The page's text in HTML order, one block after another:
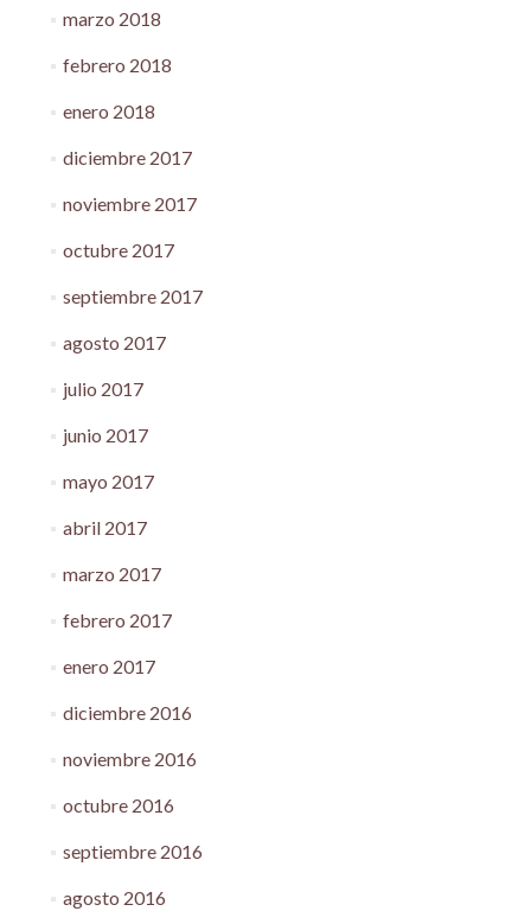
marzo 2018
febrero 2018
enero 2018
diciembre 2017
noviembre 2017
octubre 2017
septiembre 2017
agosto 2017
julio 2017
junio 2017
mayo 2017
abril 2017
marzo 2017
febrero 2017
enero 2017
diciembre 2016
noviembre 2016
octubre 2016
septiembre 2016
agosto 2016